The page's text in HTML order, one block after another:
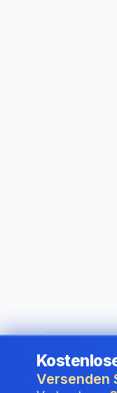
©2026i24
Versenden